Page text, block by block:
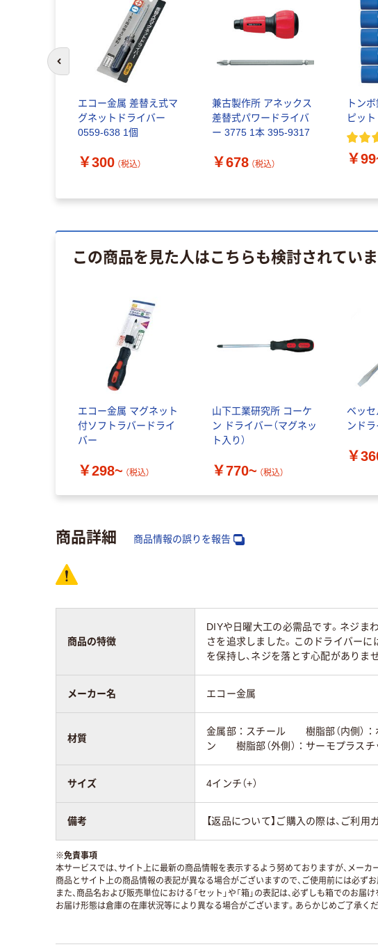
エコー金属 差替え式マ
グネットドライバー
0559-638 1個
￥300 （税込）
兼古製作所 アネックス
差替式パワードライバ
ー 3775 1本 395-9317
￥678 （税込）
トン
ピット
￥
前のスライドへ
この商品を見た人はこちらも検討されてい
エコー金属 マグネット
付ソフトラバードライ
バー
￥298~ （税込）
山下工業研究所 コーケ
ン ドライバー（マグネッ
ト入り）
￥770~ （税込）
ベッ
ンド
￥
商品詳細 商品情報の誤りを報告
商品の特徴
DIYや日曜大工の必需品です。ネジま
さを追求しました。このドライバー
を保持し、ネジを落とす心配がありま
メーカー名 エコー金属
材質
金属部：スチール 樹脂部（内側）：
ン 樹脂部（外側）：サーモプラスチ
サイズ 4インチ（+）
備考 【返品について】ご購入の際は、ご利
※免責事項
本サービスでは、サイト上に最新の商品情報を表示するよう努めておりますが、メーカ
商品とサイト上の商品情報の表記が異なる場合がございますので、ご使用前には必ず
また、商品名および販売単位における「セット」や「箱」の表記は、必ずしも箱でのお届
お届け形態は倉庫の在庫状況等により異なる場合がございます。あらかじめご了承くだ